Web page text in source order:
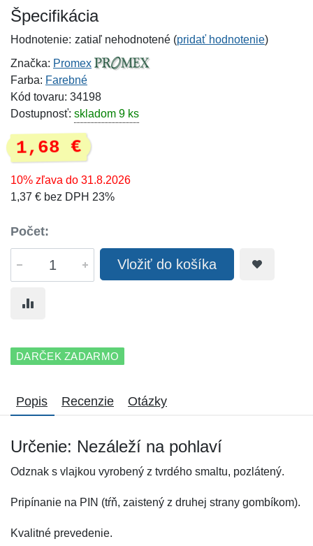
Špecifikácia
Hodnotenie: zatiaľ nehodnotené (pridať hodnotenie)
Značka: Promex
Farba: Farebné
Kód tovaru: 34198
Dostupnosť: skladom 9 ks
1,68 €
10% zľava do 31.8.2026
1,37 € bez DPH 23%
Počet:
Vložiť do košíka
DARČEK ZADARMO
Popis Recenzie Otázky
Určenie: Nezáleží na pohlaví
Odznak s vlajkou vyrobený z tvrdého smaltu, pozlátený.
Pripínanie na PIN (tŕň, zaistený z druhej strany gombíkom).
Kvalitné prevedenie.